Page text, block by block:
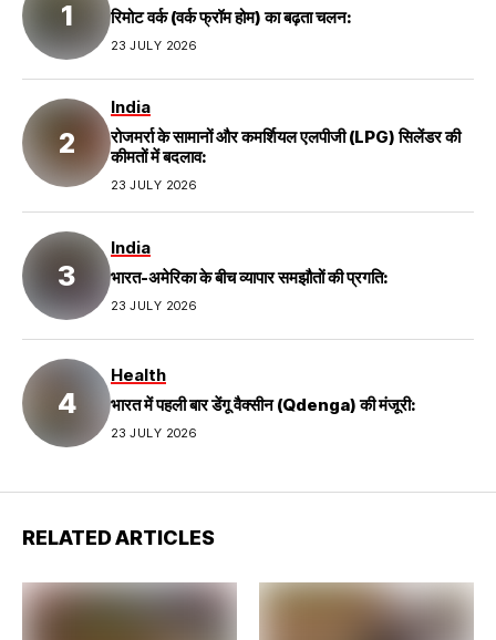
रिमोट वर्क (वर्क फ्रॉम होम) का बढ़ता चलन:
23 JULY 2026
India
रोजमर्रा के सामानों और कमर्शियल एलपीजी (LPG) सिलेंडर की
कीमतों में बदलाव:
23 JULY 2026
India
भारत-अमेरिका के बीच व्यापार समझौतों की प्रगति:
23 JULY 2026
Health
भारत में पहली बार डेंगू वैक्सीन (Qdenga) की मंजूरी:
23 JULY 2026
RELATED ARTICLES